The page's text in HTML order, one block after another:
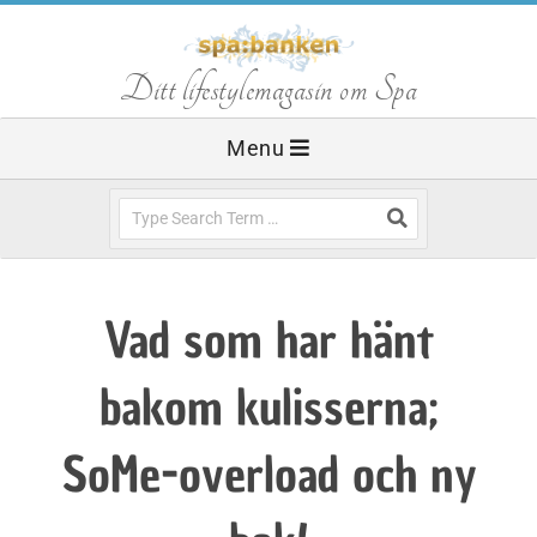
S
p
a
Ditt lifestylemagasin om Spa
Menu
Vad som har hänt
bakom kulisserna;
SoMe-overload och ny